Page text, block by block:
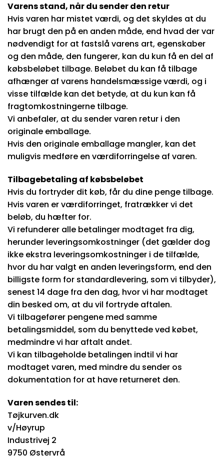
Varens stand, når du sender den retur
Hvis varen har mistet værdi, og det skyldes at du
har brugt den på en anden måde, end hvad der var
nødvendigt for at fastslå varens art, egenskaber
og den måde, den fungerer, kan du kun få en del af
købsbeløbet tilbage. Beløbet du kan få tilbage
afhænger af varens handelsmæssige værdi, og i
visse tilfælde kan det betyde, at du kun kan få
fragtomkostningerne tilbage.
Vi anbefaler, at du sender varen retur i den
originale emballage.
Hvis den originale emballage mangler, kan det
muligvis medføre en værdiforringelse af varen.
Tilbagebetaling af købsbeløbet
Hvis du fortryder dit køb, får du dine penge tilbage.
Hvis varen er værdiforringet, fratrækker vi det
beløb, du hæfter for.
Vi refunderer alle betalinger modtaget fra dig,
herunder leveringsomkostninger (det gælder dog
ikke ekstra leveringsomkostninger i de tilfælde,
hvor du har valgt en anden leveringsform, end den
billigste form for standardlevering, som vi tilbyder),
senest 14 dage fra den dag, hvor vi har modtaget
din besked om, at du vil fortryde aftalen.
Vi tilbagefører pengene med samme
betalingsmiddel, som du benyttede ved købet,
medmindre vi har aftalt andet.
Vi kan tilbageholde betalingen indtil vi har
modtaget varen, med mindre du sender os
dokumentation for at have returneret den.
Varen sendes til:
Tøjkurven.dk
v/Høyrup
Industrivej 2
9750 Østervrå